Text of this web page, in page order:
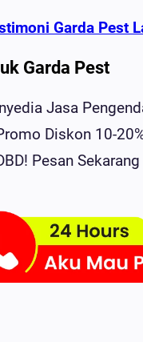
Garda Pest
Garda Pest
Jasa
Diskon 10-
Pesan